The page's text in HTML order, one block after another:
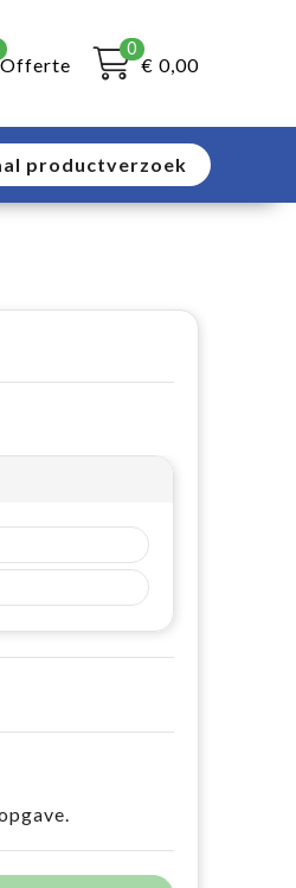
Offerte
0
€ 0,00
productverzoek